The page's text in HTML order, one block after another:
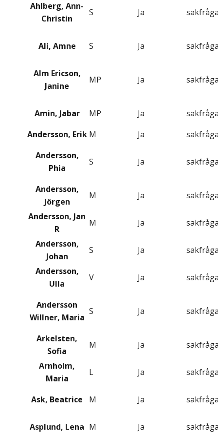
Ahlberg, Ann-
Christin
S Ja
Ali, Amne S Ja
Alm Ericson,
Janine
MP Ja
Amin, Jabar MP Ja
Andersson, Erik M Ja
Andersson,
Phia
S Ja
Andersson,
Jörgen
M Ja
Andersson, Jan
R
M Ja
Andersson,
Johan
S Ja
Andersson,
Ulla
V Ja
Andersson
Willner, Maria
S Ja
Arkelsten,
Sofia
M Ja
Arnholm,
Maria
L Ja
Ask, Beatrice M Ja
Asplund, Lena M Ja